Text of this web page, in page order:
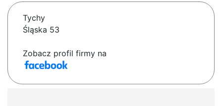
Tychy
Śląska 53
Zobacz profil firmy na